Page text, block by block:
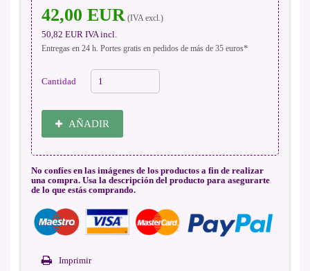
42,00 EUR (IVA excl.)
50,82 EUR IVA incl.
Entregas en 24 h. Portes gratis en pedidos de más de 35 euros*
Cantidad
AÑADIR
No confíes en las imágenes de los productos a fin de realizar
una compra. Usa la descripción del producto para asegurarte
de lo que estás comprando.
Imprimir